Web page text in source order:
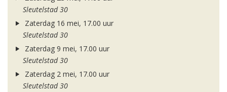
Sleutelstad 30
Zaterdag 16 mei, 17.00 uur
Sleutelstad 30
Zaterdag 9 mei, 17.00 uur
Sleutelstad 30
Zaterdag 2 mei, 17.00 uur
Sleutelstad 30